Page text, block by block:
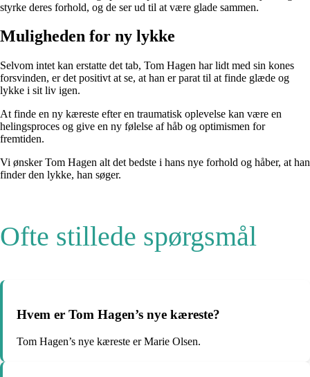
styrke deres forhold, og de ser ud til at være glade sammen.
Muligheden for ny lykke
Selvom intet kan erstatte det tab, Tom Hagen har lidt med sin kones
forsvinden, er det positivt at se, at han er parat til at finde glæde og
lykke i sit liv igen.
At finde en ny kæreste efter en traumatisk oplevelse kan være en
helingsproces og give en ny følelse af håb og optimismen for
fremtiden.
Vi ønsker Tom Hagen alt det bedste i hans nye forhold og håber, at han
finder den lykke, han søger.
Ofte stillede spørgsmål
Hvem er Tom Hagen’s nye kæreste?
Tom Hagen’s nye kæreste er Marie Olsen.